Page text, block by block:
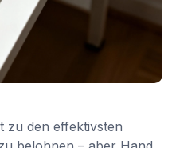
zu den effektivsten